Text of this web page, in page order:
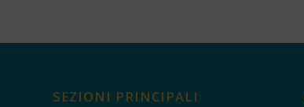
SEZIONI PRINCIPALI